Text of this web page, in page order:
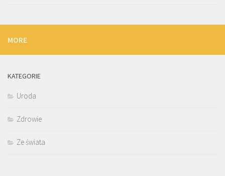
MORE
KATEGORIE
Uroda
Zdrowie
Ze świata